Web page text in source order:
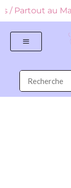
/ Partout au